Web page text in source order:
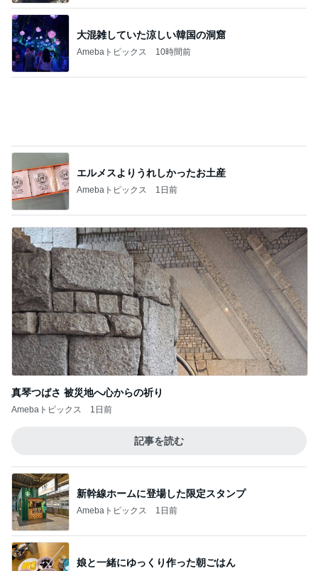
大混雑していた涼しい韓国の洞窟
Amebaトピックス 10時間前
エルメスよりうれしかったお土産
Amebaトピックス 1日前
真琴つばさ 被災地へ心からの祈り
Amebaトピックス 1日前
記事を読む
新幹線ホームに登場した限定スタンプ
Amebaトピックス 1日前
娘と一緒にゆっくり作った朝ごはん